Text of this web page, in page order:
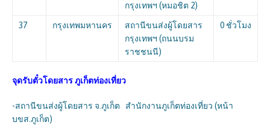
กรุงเทพฯ (หมอชิต 2)
37 กรุงเทพมหานคร
สถานีขนส่งผู้โดยสาร
กรุงเทพฯ (ถนนบรม
ราชชนนี)
0 ชั่วโมง
จุดรับตั๋วโดยสารภูเก็ตท่องเที่ยว
-สถานีขนส่งผู้โดยสาร จ.ภูเก็ต สำนักงานภูเก็ตท่องเที่ยว (หน้า
บขส.ภูเก็ต)